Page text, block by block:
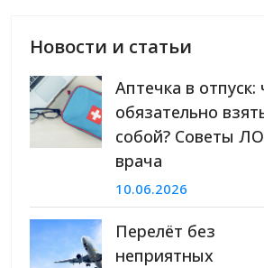
Новости и статьи
Аптечка в отпуск:
обязательно
собой? Советы
врача
10.06.2026
Перелёт без
неприятных